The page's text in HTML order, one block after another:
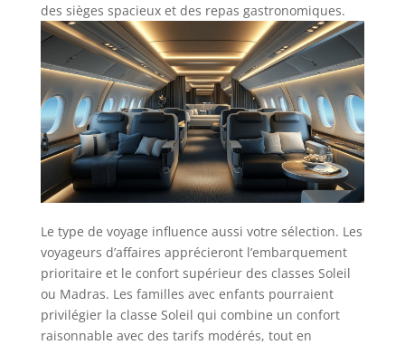
des sièges spacieux et des repas gastronomiques.
Le type de voyage influence aussi votre sélection. Les
voyageurs d’affaires apprécieront l’embarquement
prioritaire et le confort supérieur des classes Soleil
ou Madras. Les familles avec enfants pourraient
privilégier la classe Soleil qui combine un confort
raisonnable avec des tarifs modérés, tout en